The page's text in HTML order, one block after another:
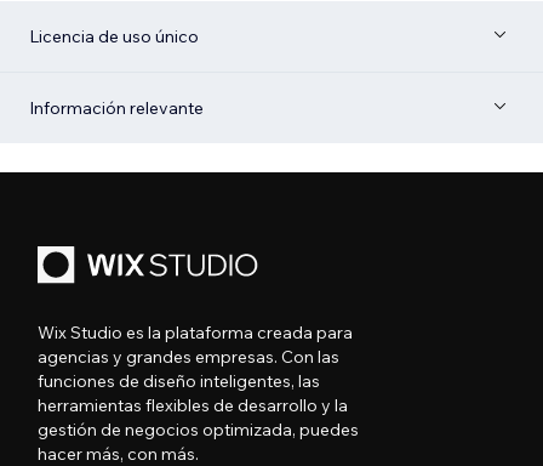
Licencia de uso único
Información relevante
Wix Studio es la plataforma creada para
agencias y grandes empresas. Con las
funciones de diseño inteligentes, las
herramientas flexibles de desarrollo y la
gestión de negocios optimizada, puedes
hacer más, con más.